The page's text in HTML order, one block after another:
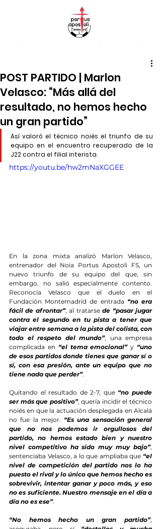
POST PARTIDO | Marlon
Velasco: “Más allá del
resultado, no hemos hecho
un gran partido”
Así valoró el técnico noiés el triunfo de su
equipo en el encuentro recuperado de la
J22 contra el filial interista.
https://youtu.be/hw2mNaXGGEE
En la zona mixta analizó Marlon Velasco,
entrenador del Noia Portus Apostoli FS, un
nuevo triunfo de su equipo del que, sin
embargo, no salió especialmente contento.
Reconocía Velasco que el duelo en el
Fundación Montemadrid de entrada “no era
fácil de afrontar”, al tratarse de “pasar jugar
contra el segundo en tu pista a tener que
viajar entre semana a la pista del colista, con
todo el respeto del mundo”, una empresa
complicada en “el tema emocional” y “uno
de esos partidos donde tienes que ganar sí o
sí, con esa presión, ante un equipo que no
tiene nada que perder”.
Quitando el resultado de 2-7, que “no puede
ser más que positivo”, quería incidir el técnico
noiés en que la actuación desplegada en Alcalá
no fue la mejor. “Es una sensación general
que no nos podemos ir orgullosos del
partido, no hemos estado bien y nuestro
nivel competitivo ha sido muy muy bajo”,
sentenciaba Velasco, a lo que ampliaba que “el
nivel de competición del partido nos lo ha
puesto el rival y lo único que hemos hecho es
sobrevivir, intentar ganar y poco más, y eso
no es suficiente. Nuestro mensaje en el día a
día no es ese”.
“No hemos hecho un gran partido”,